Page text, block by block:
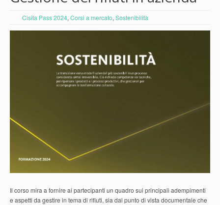
Cisita Pass 2024, Corsi a mercato, Sostenibilità
Il corso mira a fornire ai partecipanti un quadro sui principali adempimenti
e aspetti da gestire in tema di rifiuti, sia dal punto di vista documentale che